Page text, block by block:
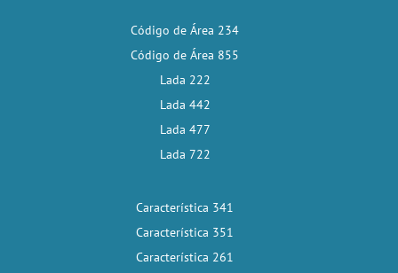
Código de Área 234
Código de Área 855
Lada 222
Lada 442
Lada 477
Lada 722
Característica 341
Característica 351
Característica 261